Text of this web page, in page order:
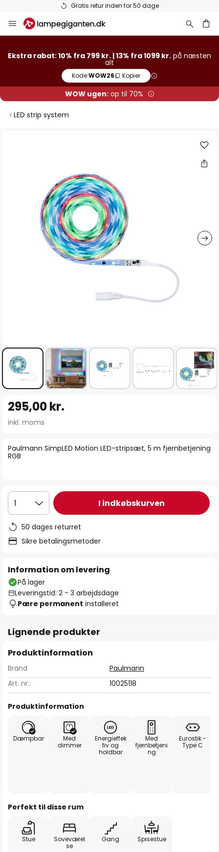
Gratis retur inden for 50 dage
to
Ekstra rabat: 10% fra 799 kr. | 13% fra 1099 kr. på næsten
alt
Kode:WOW26 Kopier
WOW ugen:op til 70%
LED strip system
billedgalleriet
starten
billedgalleriet
Paulmann SimpLED Motion LED-stripsæt, 5 m fjernbetjening
RGB
295,00 kr.
inkl. moms
1 I indkøbskurven
50 dages returret
Sikre betalingsmetoder
Information om levering
På lager
Leveringstid: 2 - 3 arbejdsdage
Pære permanent installeret
Lignende produkter
Produktinformation
Brand
Paulmann
Art. nr.:
10025118
Produktinformation
Dæmpbar
Med
dimmer
Energieffek
tiv og
holdbar
Med
fjernbetjeni
ng
Eurostik -
Type C
Perfekt til disse rum
Stue
Soveværel
se
Gang Spisestue